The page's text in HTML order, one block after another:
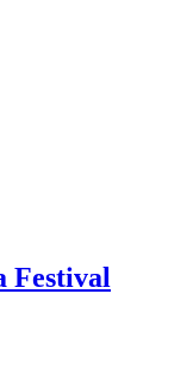
Festival